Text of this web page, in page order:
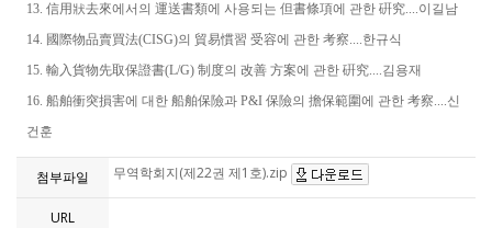
13. 信用狀去來에서의 運送書類에 사용되는 但書條項에 관한 硏究....이길남
14. 國際物品賣買法(CISG)의 貿易慣習 受容에 관한 考察....한규식
15. 輸入貨物先取保證書(L/G) 制度의 改善 方案에 관한 硏究....김용재
16. 船舶衝突損害에 대한 船舶保險과 P&I 保險의 擔保範圍에 관한 考察....신
건훈
첨부파일 무역학회지(제22권 제1호).zip
URL